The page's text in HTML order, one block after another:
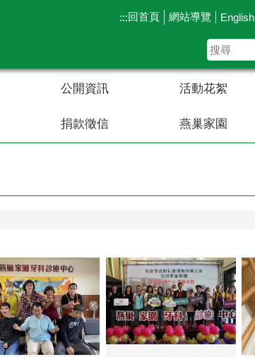
:::回首頁 網站導覽 English
公開資訊 活動花絮
捐款徵信 燕巢家園